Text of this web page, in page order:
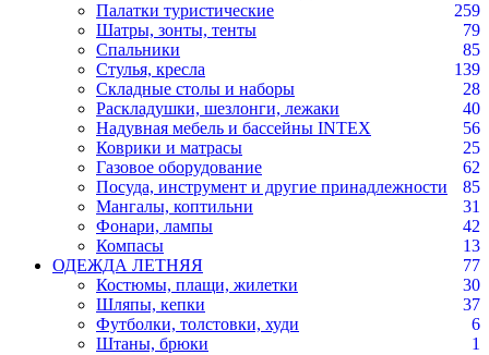
Палатки туристические
259
Шатры, зонты, тенты
79
Спальники
85
Стулья, кресла
139
Складные столы и наборы
28
Раскладушки, шезлонги, лежаки
40
Надувная мебель и бассейны INTEX
56
Коврики и матрасы
25
Газовое оборудование
62
Посуда, инструмент и другие принадлежности
85
Мангалы, коптильни
31
Фонари, лампы
42
Компасы
13
ОДЕЖДА ЛЕТНЯЯ
77
Костюмы, плащи, жилетки
30
Шляпы, кепки
37
Футболки, толстовки, худи
6
Штаны, брюки
1